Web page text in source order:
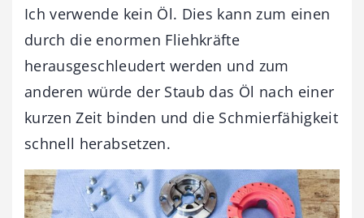
Ich verwende kein Öl. Dies kann zum einen
durch die enormen Fliehkräfte
herausgeschleudert werden und zum
anderen würde der Staub das Öl nach einer
kurzen Zeit binden und die Schmierfähigkeit
schnell herabsetzen.